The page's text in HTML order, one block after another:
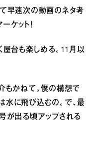
早速次の動画のネタ考
ケット！
台も楽しめる。11月以
もかねて。僕の構想で
水に飛び込むの。で、最
が出る頃アップされる